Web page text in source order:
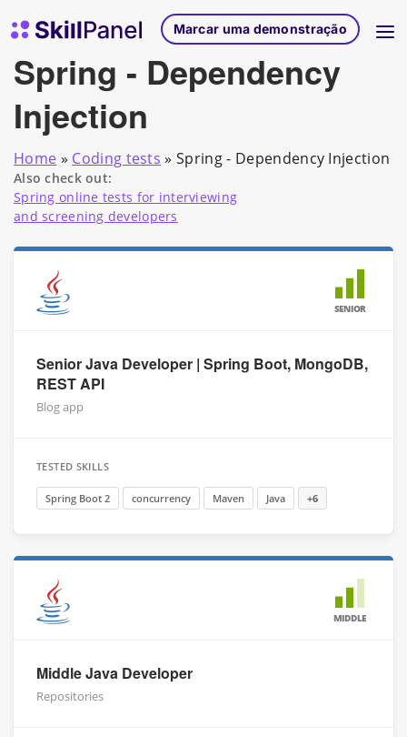
Página inicial do SkillPanelMarcar uma demonstração
Spring - Dependency
Injection
Home » Coding tests » Spring - Dependency Injection
Also check out:
Spring online tests for interviewing
and screening developers
SENIOR
Senior Java Developer | Spring Boot, MongoDB,
REST API
Blog app
TESTED SKILLS
Spring Boot 2 concurrency Maven Java +6
MIDDLE
Middle Java Developer
Repositories